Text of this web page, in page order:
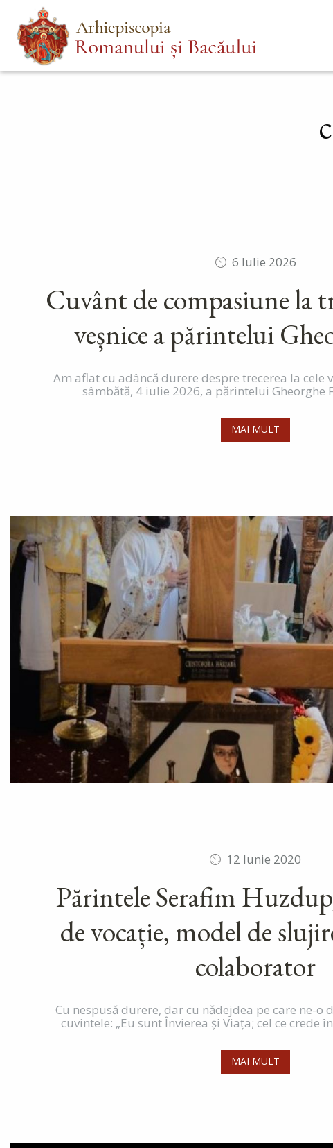
Mergi
conţinutul
principal
Main
menu
6 Iulie 2026
Cuvânt de compasiune la
veșnice a părintelui
Am aflat cu adâncă durere despre trecerea la cele
sâmbătă, 4 iulie 2026, a părintelui Gheorghe
MAI MULT
12 Iunie 2020
Părintele Serafim
de vocație, model de
colaborator
Cu nespusă durere, dar cu nădejdea pe care ne-o
cuvintele: „Eu sunt Învierea şi Viaţa; cel ce crede
MAI MULT